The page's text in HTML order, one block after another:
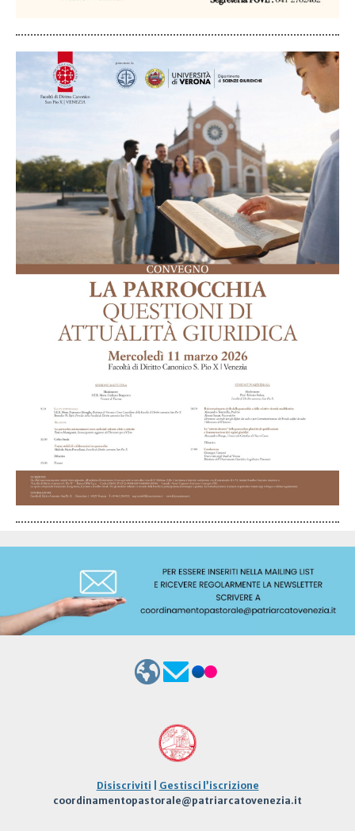
Disiscriviti
Gestisci l’iscrizione
coordinamentopastorale@patriarcatovenezia.it